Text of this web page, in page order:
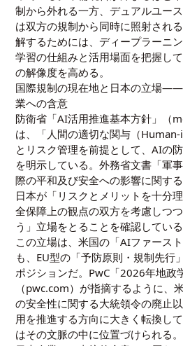
制から外れる一方、デュアルユー
は双方の規制から同時に照射され
解するためには、 ディープラーニ
学習の仕組みと活用場面を把握し
の解像度を高める。
国際規制の現在地と日本の立場
業への含意
防衛省「AI活用推進基本方針」（
は、「人間の適切な関与（
とリスク管理を前提として、AIの
を明示している。外務省文書「軍
際の平和及び安全への影響に関す
日本が「リスクとメリットを十分
全保障上の観点の双方を考慮しつ
う」立場をとることを確認している
この立場は、米国の「AIファース
も、EU型の「予防原則・規制先行
ポジションだ。PwC「2026年地政
（pwc.com）が指摘するように、
の安全性に関する大統領令の廃止
用を推進する方向に大きく転換し
はその文脈の中に位置づけられる。